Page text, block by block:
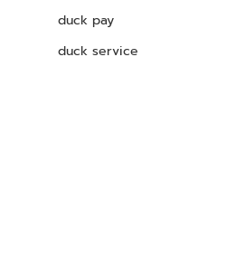
duck pay
duck service